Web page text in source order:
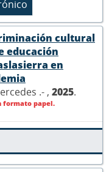
cultural
educación
en
.- , 2025.
formato papel.